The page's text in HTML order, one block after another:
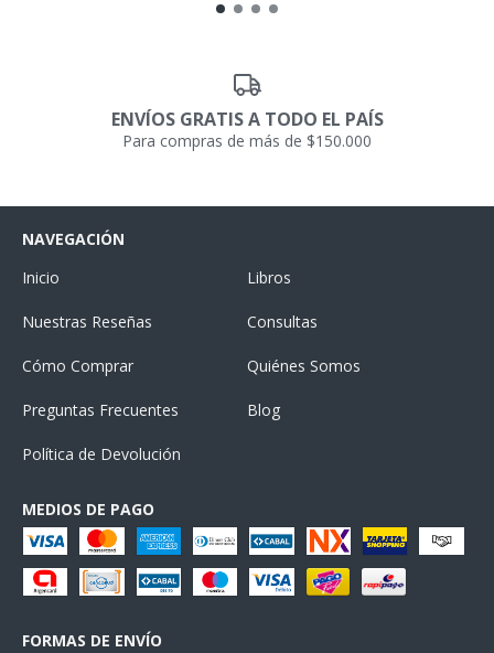
ENVÍOS GRATIS A TODO EL PAÍS
Para compras de más de $150.000
NAVEGACIÓN
Inicio
Libros
Nuestras Reseñas Consultas
Cómo Comprar Quiénes Somos
Preguntas Frecuentes Blog
Política de Devolución
MEDIOS DE PAGO
FORMAS DE ENVÍO